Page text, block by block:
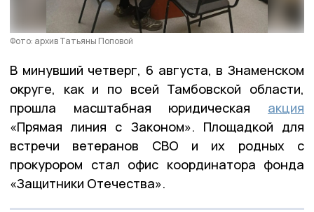
Фото: архив Татьяны Поповой
В минувший четверг, 6 августа, в Знаменском
округе, как и по всей Тамбовской области,
прошла масштабная юридическая акция
«Прямая линия с Законом». Площадкой для
встречи ветеранов СВО и их родных с
прокурором стал офис координатора фонда
«Защитники Отечества».